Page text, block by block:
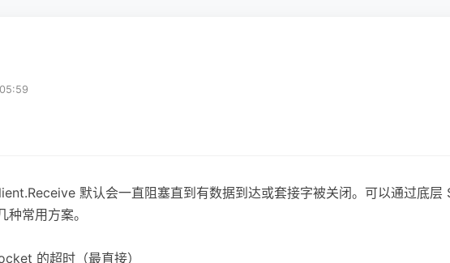
默认会一直阻塞直到有数据到达或套接字被关闭。可以通过底
常用方案。
的超时（最直接）